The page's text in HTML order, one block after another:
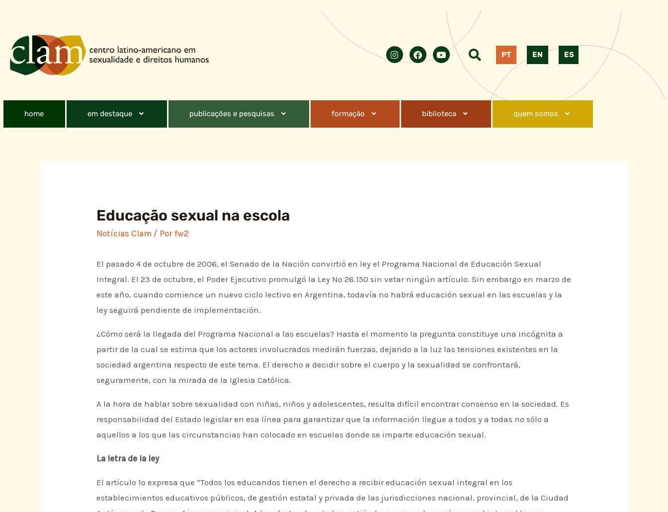
PT EN ES
home em destaque publicações e pesquisas formação biblioteca quem somos
Educação sexual na escola
Notícias Clam / Porfw2
El pasado 4 de octubre de 2006, el Senado de la Nación convirtió en ley el Programa Nacional de Educación Sexual
Integral. El 23 de octubre, el Poder Ejecutivo promulgó la Ley Nº 26.150 sin vetar ningún artículo. Sin embargo en marzo de
este año, cuando comience un nuevo ciclo lectivo en Argentina, todavía no habrá educación sexual en las escuelas y la
ley seguirá pendiente de implementación.
¿Cómo será la llegada del Programa Nacional a las escuelas? Hasta el momento la pregunta constituye una incógnita a
partir de la cual se estima que los actores involucrados medirán fuerzas, dejando a la luz las tensiones existentes en la
sociedad argentina respecto de este tema. El derecho a decidir sobre el cuerpo y la sexualidad se confrontará,
seguramente, con la mirada de la Iglesia Católica.
A la hora de hablar sobre sexualidad con niñas, niños y adolescentes, resulta difícil encontrar consenso en la sociedad. Es
responsabilidad del Estado legislar en esa línea para garantizar que la información llegue a todos y a todas no sólo a
aquellos a los que las circunstancias han colocado en escuelas donde se imparte educación sexual.
La letra de la ley
El artículo 1º expresa que “Todos los educandos tienen el derecho a recibir educación sexual integral en los
establecimientos educativos públicos, de gestión estatal y privada de las jurisdicciones nacional, provincial, de la Ciudad